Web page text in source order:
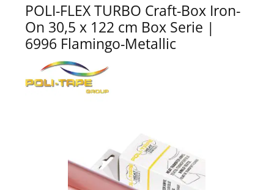
POLI-FLEX TURBO Craft-Box Iron-
On 30,5 x 122 cm Box Serie |
6996 Flamingo-Metallic